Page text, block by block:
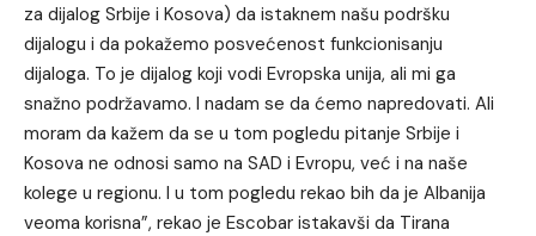
za dijalog Srbije i Kosova) da istaknem našu podršku
dijalogu i da pokažemo posvećenost funkcionisanju
dijaloga. To je dijalog koji vodi Evropska unija, ali mi ga
snažno podržavamo. I nadam se da ćemo napredovati. Ali
moram da kažem da se u tom pogledu pitanje Srbije i
Kosova ne odnosi samo na SAD i Evropu, već i na naše
kolege u regionu. I u tom pogledu rekao bih da je Albanija
veoma korisna”, rekao je Escobar istakavši da Tirana